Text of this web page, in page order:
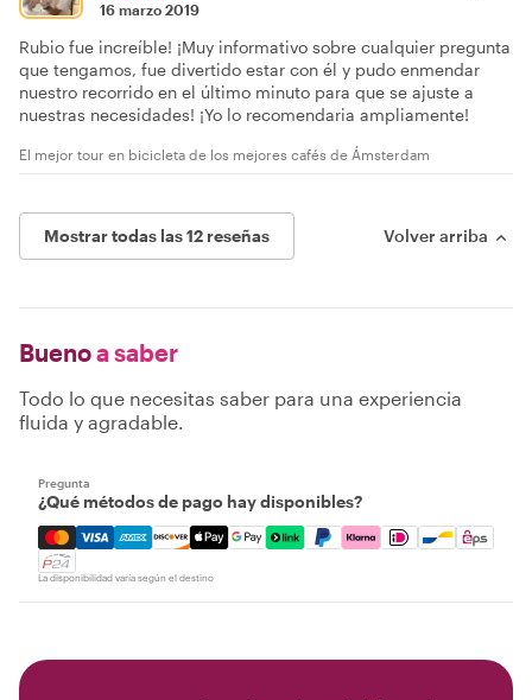
16 marzo 2019
Rubio fue increíble! ¡Muy informativo sobre cualquier pregunta
que tengamos, fue divertido estar con él y pudo enmendar
nuestro recorrido en el último minuto para que se ajuste a
nuestras necesidades! ¡Yo lo recomendaria ampliamente!
El mejor tour en bicicleta de los mejores cafés de Ámsterdam
Mostrar todas las 12 reseñas Volver arriba
Buenoa saber
Todo lo que necesitas saber para una experiencia
fluida y agradable.
Pregunta
¿Qué métodos de pago hay disponibles?
Mastercard, Visa, Amex, Discover, Apple Pay, Google
La disponibilidad varía según el destino